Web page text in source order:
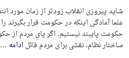
شاید پیروزی انقلاب زودتر از زمان مورد
علما آمادگی اینکه در حکومت قرار بگیرند
حکومت پایبند نیستیم. اگر پایِ مردم از
ساختار نظام، نقشی برای مردم قائلادامه …